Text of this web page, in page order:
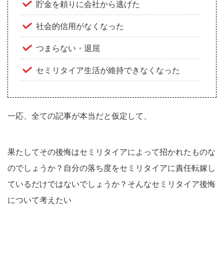
貯金を頼りに会社から逃げた
社会的信用がなくなった
つまらない・退屈
セミリタイア生活が維持できなくなった
一応、全ての記事が本当だと仮定して、
果たしてその後悔はセミリタイアによって招かれたものな
のでしょうか？自分の落ち度をセミリタイアに責任転嫁し
ているだけではないでしょうか？そんなセミリタイア後悔
について考えたい